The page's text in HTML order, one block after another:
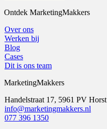
Ontdek MarketingMakkers
Over ons
Werken bij
Blog
Cases
Dit is ons team
MarketingMakkers
Handelstraat 17, 5961 PV Horst
info@marketingmakkers.nl
077 396 1350